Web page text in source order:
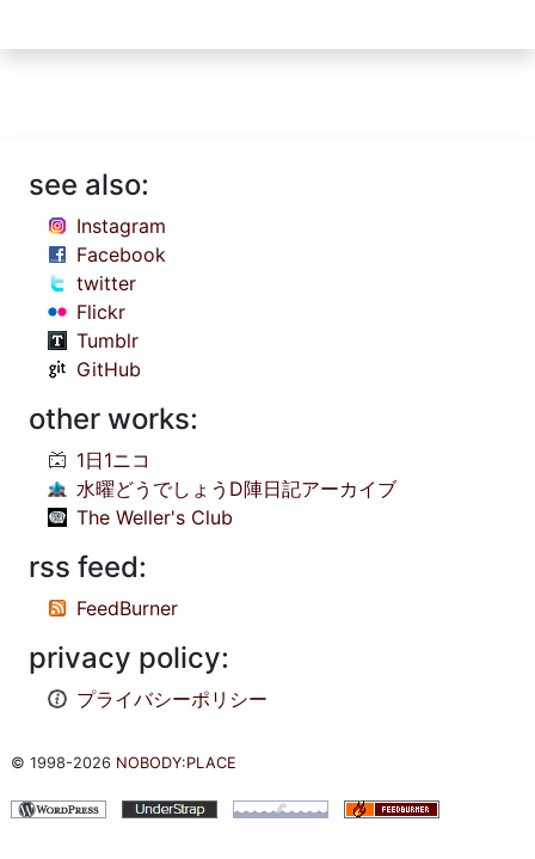
see also:
Instagram
Facebook
twitter
Flickr
Tumblr
GitHub
other works:
1日1ニコ
水曜どうでしょうD陣日記アーカイブ
The Weller's Club
rss feed:
FeedBurner
privacy policy:
プライバシーポリシー
© 1998-2026 NOBODY:PLACE